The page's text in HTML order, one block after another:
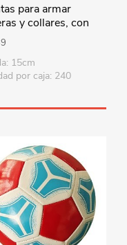
para armar
y collares, con
en caja de
15cm
por caja: 240